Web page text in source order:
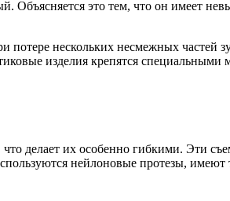
это тем, что он имеет
нескольких несмежных частей
изделия крепятся специальными
делает их особенно гибкими. Эти
нейлоновые протезы, имеют